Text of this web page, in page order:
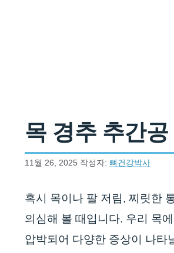
목 경추 추간
11월 26, 2025 작성자: 뼈건강박사
혹시 목이나 팔 저림, 찌릿한
의심해 볼 때입니다. 우리 목
압박되어 다양한 증상이 나타